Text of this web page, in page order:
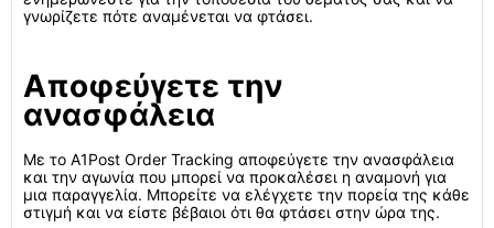
γνωρίζετε πότε αναμένεται να φτάσει.
Αποφεύγετε την
ανασφάλεια
Με το A1Post Order Tracking αποφεύγετε την ανασφάλεια
και την αγωνία που μπορεί να προκαλέσει η αναμονή για
μια παραγγελία. Μπορείτε να ελέγχετε την πορεία της κάθε
στιγμή και να είστε βέβαιοι ότι θα φτάσει στην ώρα της.